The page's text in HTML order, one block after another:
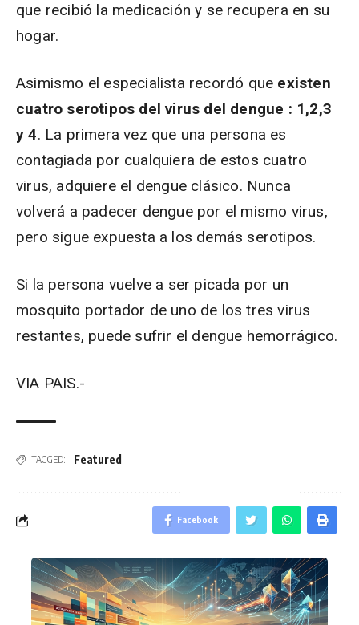
que recibió la medicación y se recupera en su
hogar.
Asimismo el especialista recordó que existen
cuatro serotipos del virus del dengue : 1,2,3
y 4. La primera vez que una persona es
contagiada por cualquiera de estos cuatro
virus, adquiere el dengue clásico. Nunca
volverá a padecer dengue por el mismo virus,
pero sigue expuesta a los demás serotipos.
Si la persona vuelve a ser picada por un
mosquito portador de uno de los tres virus
restantes, puede sufrir el dengue hemorrágico.
VIA PAIS.-
TAGGED: Featured
Facebook